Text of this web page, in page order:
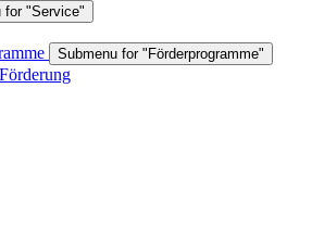
for "Service"
Submenu for "Förderprogramme"